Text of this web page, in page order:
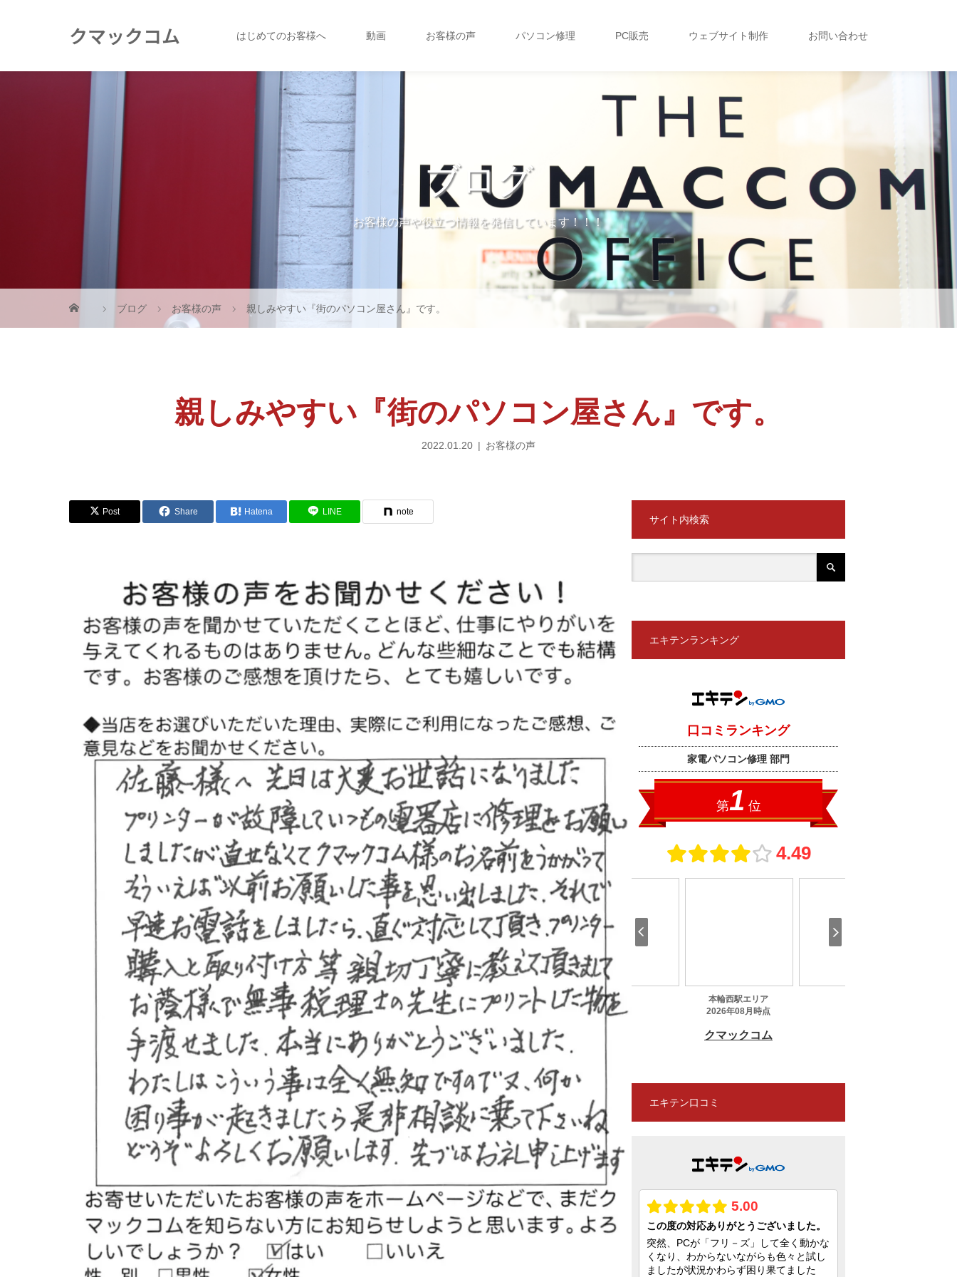
クマックコム はじめてのお客様へ 動画 お客様の声 パソコン修理 PC販売 ウェブサイト制作 お問い合わせ
ブログ
お客様の声や役立つ情報を発信しています！！！
ブログ お客様の声 親しみやすい『街のパソコン屋さん』です。
親しみやすい『街のパソコン屋さん』です。
2022.01.20 お客様の声
Post Share Hatena LINE note
サイト内検索
エキテンランキング
エキテン口コミ